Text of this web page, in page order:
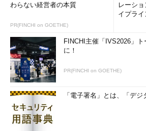
わらない経営者の本質
PR(FINCHI on GOETHE)
レーシ
イプラ
FINCHI主催「IVS2026」
に！
PR(FINCHI on GOETHE)
「電子署名」とは、「デ